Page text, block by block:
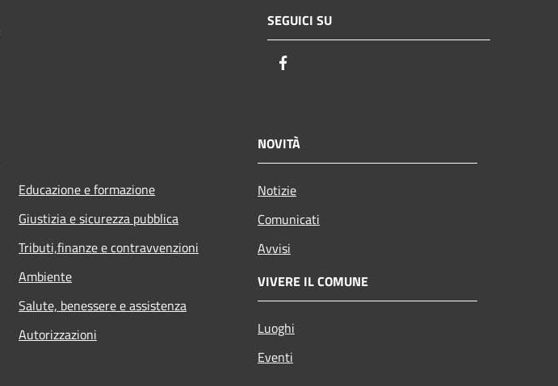
SEGUICI SU
Educazione e formazione
Giustizia e sicurezza pubblica
Tributi,finanze e contravvenzioni
Ambiente
Salute, benessere e assistenza
Autorizzazioni
NOVITÀ
Notizie
Comunicati
Avvisi
VIVERE IL COMUNE
Luoghi
Eventi